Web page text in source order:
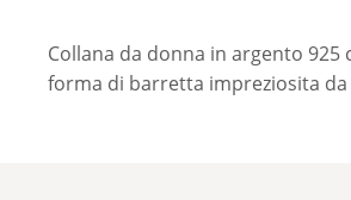
Collana da donna in argento 925
forma di barretta impreziosita